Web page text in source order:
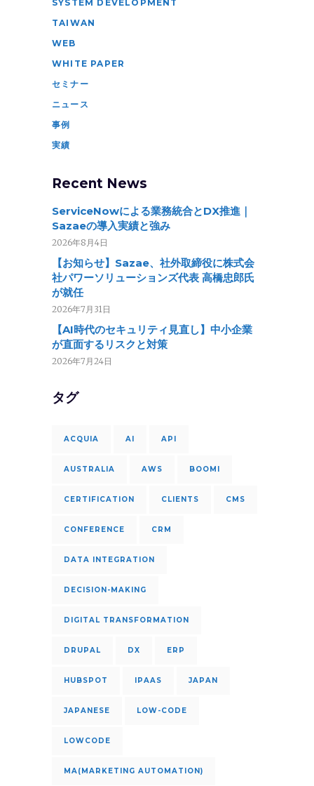
SYSTEM DEVELOPMENT
TAIWAN
WEB
WHITE PAPER
セミナー
ニュース
事例
実績
Recent News
ServiceNowによる業務統合とDX推進｜
Sazaeの導入実績と強み
2026年8月4日
【お知らせ】Sazae、社外取締役に株式会
社パワーソリューションズ代表 高橋忠郎氏
が就任
2026年7月31日
【AI時代のセキュリティ見直し】中小企業
が直面するリスクと対策
2026年7月24日
タグ
ACQUIA AI API
AUSTRALIA AWS BOOMI
CERTIFICATION CLIENTS CMS
CONFERENCE CRM
DATA INTEGRATION
DECISION-MAKING
DIGITAL TRANSFORMATION
DRUPAL DX ERP
HUBSPOT IPAAS JAPAN
JAPANESE LOW-CODE
LOWCODE
MA(MARKETING AUTOMATION)